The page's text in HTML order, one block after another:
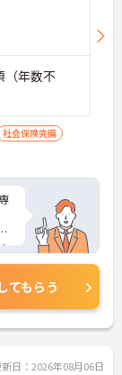
年数不
社会保険完備
てもらう
日：2026年08月06日